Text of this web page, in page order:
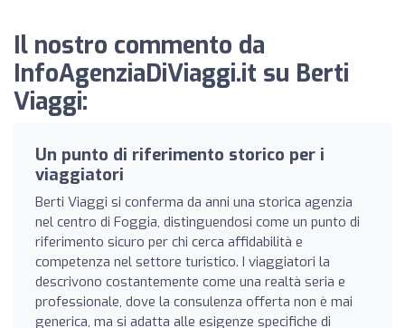
Il nostro commento da
InfoAgenziaDiViaggi.it su Berti
Viaggi:
Un punto di riferimento storico per i
viaggiatori
Berti Viaggi si conferma da anni una storica agenzia
nel centro di Foggia, distinguendosi come un punto di
riferimento sicuro per chi cerca affidabilità e
competenza nel settore turistico. I viaggiatori la
descrivono costantemente come una realtà seria e
professionale, dove la consulenza offerta non è mai
generica, ma si adatta alle esigenze specifiche di